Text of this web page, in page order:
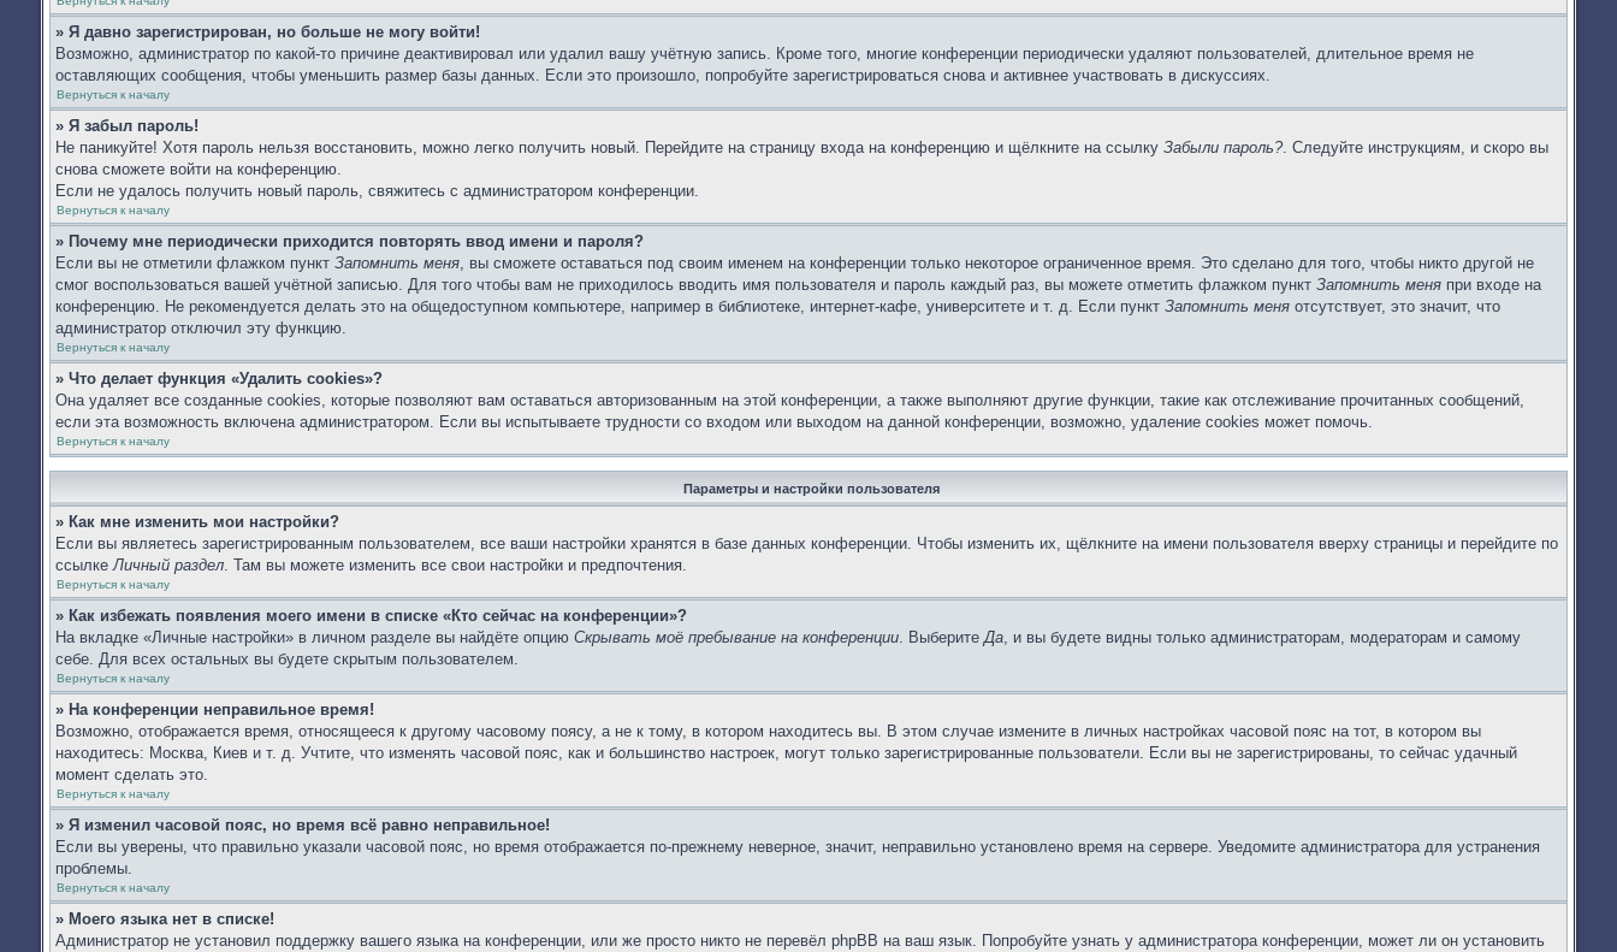
» Я давно зарегистрирован, но больше не могу войти!
Возможно, администратор по какой-то причине деактивировал или удалил вашу учётную запись. Кроме того, многие конференции периодически удаляют пользователей, длительное время не
оставляющих сообщения, чтобы уменьшить размер базы данных. Если это произошло, попробуйте зарегистрироваться снова и активнее участвовать в дискуссиях.
Вернуться к началу
» Я забыл пароль!
Не паникуйте! Хотя пароль нельзя восстановить, можно легко получить новый. Перейдите на страницу входа на конференцию и щёлкните на ссылку Забыли пароль?. Следуйте инструкциям, и скоро вы
снова сможете войти на конференцию.
Если не удалось получить новый пароль, свяжитесь с администратором конференции.
Вернуться к началу
» Почему мне периодически приходится повторять ввод имени и пароля?
Если вы не отметили флажком пункт Запомнить меня, вы сможете оставаться под своим именем на конференции только некоторое ограниченное время. Это сделано для того, чтобы никто другой не
смог воспользоваться вашей учётной записью. Для того чтобы вам не приходилось вводить имя пользователя и пароль каждый раз, вы можете отметить флажком пункт Запомнить меня при входе на
конференцию. Не рекомендуется делать это на общедоступном компьютере, например в библиотеке, интернет-кафе, университете и т. д. Если пункт Запомнить меня отсутствует, это значит, что
администратор отключил эту функцию.
Вернуться к началу
» Что делает функция «Удалить cookies»?
Она удаляет все созданные cookies, которые позволяют вам оставаться авторизованным на этой конференции, а также выполняют другие функции, такие как отслеживание прочитанных сообщений,
если эта возможность включена администратором. Если вы испытываете трудности со входом или выходом на данной конференции, возможно, удаление cookies может помочь.
Вернуться к началу
Параметры и настройки пользователя
» Как мне изменить мои настройки?
Если вы являетесь зарегистрированным пользователем, все ваши настройки хранятся в базе данных конференции. Чтобы изменить их, щёлкните на имени пользователя вверху страницы и перейдите по
ссылкеЛичный раздел. Там вы можете изменить все свои настройки и предпочтения.
Вернуться к началу
» Как избежать появления моего имени в списке «Кто сейчас на конференции»?
На вкладке «Личные настройки» в личном разделе вы найдёте опцию Скрывать моё пребывание на конференции. ВыберитеДа, и вы будете видны только администраторам, модераторам и самому
себе. Для всех остальных вы будете скрытым пользователем.
Вернуться к началу
» На конференции неправильное время!
Возможно, отображается время, относящееся к другому часовому поясу, а не к тому, в котором находитесь вы. В этом случае измените в личных настройках часовой пояс на тот, в котором вы
находитесь: Москва, Киев и т. д. Учтите, что изменять часовой пояс, как и большинство настроек, могут только зарегистрированные пользователи. Если вы не зарегистрированы, то сейчас удачный
момент сделать это.
Вернуться к началу
» Я изменил часовой пояс, но время всё равно неправильное!
Если вы уверены, что правильно указали часовой пояс, но время отображается по-прежнему неверное, значит, неправильно установлено время на сервере. Уведомите администратора для устранения
проблемы.
Вернуться к началу
» Моего языка нет в списке!
Администратор не установил поддержку вашего языка на конференции, или же просто никто не перевёл phpBB на ваш язык. Попробуйте узнать у администратора конференции, может ли он установить